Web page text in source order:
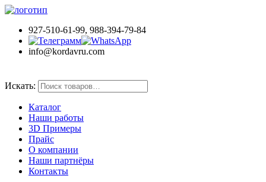
927-510-61-99, 988-394-79-84
info@kordavru.com
Искать:
Каталог
Наши работы
3D Примеры
Прайс
О компании
Наши партнёры
Контакты